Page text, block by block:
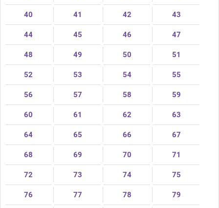
40 41 42 43
44 45 46 47
48 49 50 51
52 53 54 55
56 57 58 59
60 61 62 63
64 65 66 67
68 69 70 71
72 73 74 75
76 77 78 79